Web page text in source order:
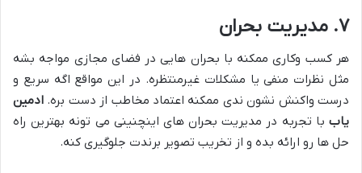
۷. مدیریت بحران
هر کسب وکاری ممکنه با بحران هایی در فضای مجازی مواجه بشه
مثل نظرات منفی یا مشکلات غیرمنتظره. در این مواقع اگه سریع و
درست واکنش نشون ندی ممکنه اعتماد مخاطب از دست بره. ادمین
یاب با تجربه در مدیریت بحران های اینچنینی می تونه بهترین راه
حل ها رو ارائه بده و از تخریب تصویر برندت جلوگیری کنه.